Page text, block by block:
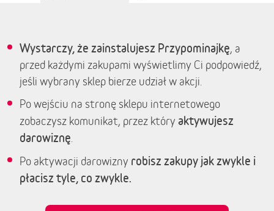
Wystarczy, że zainstalujesz Przypominajkę, a
przed każdymi zakupami wyświetlimy Ci podpowiedź,
jeśli wybrany sklep bierze udział w akcji.
Po wejściu na stronę sklepu internetowego
zobaczysz komunikat, przez który aktywujesz
darowiznę
Po aktywacji darowizny robisz zakupy jak zwykle i
płacisz tyle, co zwykle.